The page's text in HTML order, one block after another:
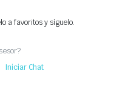
a favoritos y síguelo.
Iniciar Chat